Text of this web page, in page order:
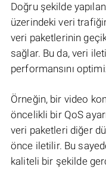
Doğru şekilde
üzerindeki veri
veri paketlerinin
sağlar. Bu da, veri
performansını
Örneğin, bir video
öncelikli bir QoS
veri paketleri diğer
önce iletilir. Bu
kaliteli bir şekilde